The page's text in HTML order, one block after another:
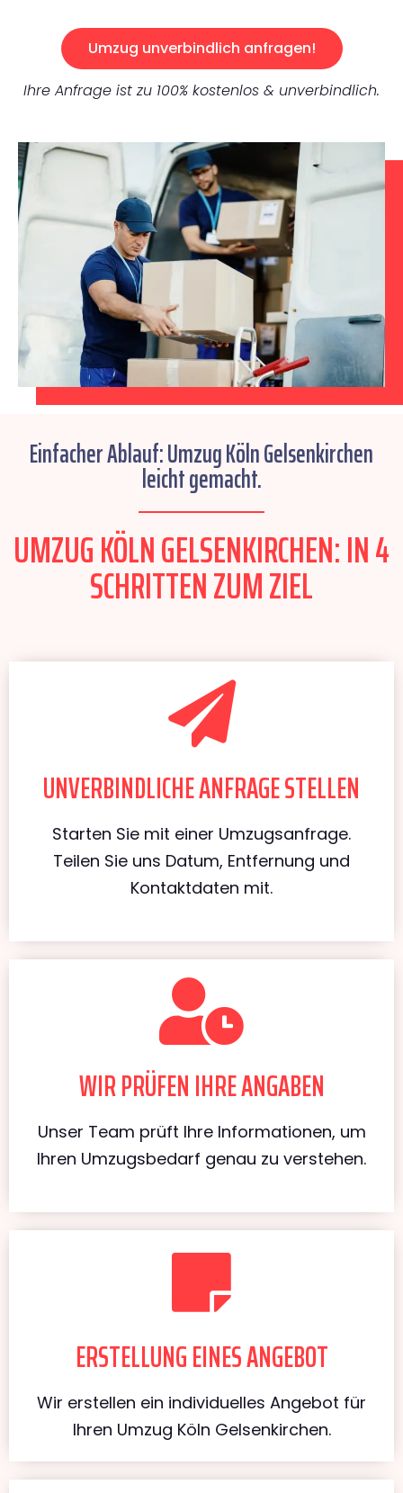
Umzug unverbindlich anfragen!
Ihre Anfrage ist zu 100% kostenlos & unverbindlich.
Einfacher Ablauf: Umzug Köln Gelsenkirchen
leicht gemacht.
UMZUG KÖLN GELSENKIRCHEN: IN 4
SCHRITTEN ZUM ZIEL
UNVERBINDLICHE ANFRAGE STELLEN
Starten Sie mit einer Umzugsanfrage.
Teilen Sie uns Datum, Entfernung und
Kontaktdaten mit.
WIR PRÜFEN IHRE ANGABEN
Unser Team prüft Ihre Informationen, um
Ihren Umzugsbedarf genau zu verstehen.
ERSTELLUNG EINES ANGEBOT
Wir erstellen ein individuelles Angebot für
Ihren Umzug Köln Gelsenkirchen.